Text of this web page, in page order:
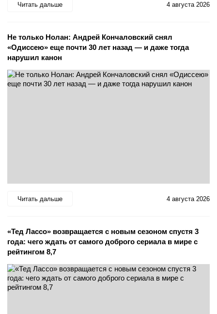
Читать дальше 4 августа 2026
Не только Нолан: Андрей Кончаловский снял
«Одиссею» еще почти 30 лет назад — и даже тогда
нарушил канон
Читать дальше 4 августа 2026
«Тед Лассо» возвращается с новым сезоном спустя 3
года: чего ждать от самого доброго сериала в мире с
рейтингом 8,7